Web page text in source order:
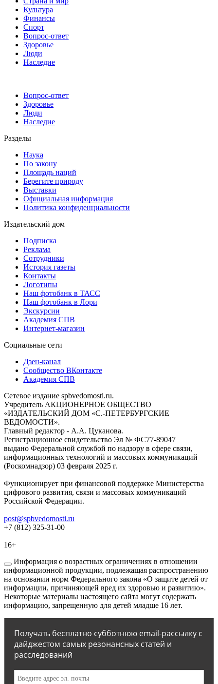
Культура
Финансы
Спорт
Вопрос-ответ
Здоровье
Люди
Наследие
Вопрос-ответ
Здоровье
Люди
Наследие
Разделы
Наука
По закону
Площадь наций
Берегите природу
Выставки
Официальная информация
Политика конфиденциальности
Издательский дом
Подписка
Реклама
Сотрудники
История газеты
Контакты
Логотипы
Наш фотобанк в ТАСС
Наш фотобанк в Лори
Экскурсии
Академия СПВ
Интернет-магазин
Социальные сети
Дзен-канал
Сообщество ВКонтакте
Академия СПВ
Сетевое издание spbvedomosti.ru.
Учредитель АКЦИОНЕРНОЕ ОБЩЕСТВО
«ИЗДАТЕЛЬСКИЙ ДОМ «С.-ПЕТЕРБУРГСКИЕ
ВЕДОМОСТИ».
Главный редактор - А.А. Цуканова.
Регистрационное свидетельство Эл № ФС77-89047
выдано Федеральной службой по надзору в сфере связи,
информационных технологий и массовых коммуникаций
(Роскомнадзор) 03 февраля 2025 г.
Функционирует при финансовой поддержке Министерства
цифрового развития, связи и массовых коммуникаций
Российской Федерации.
post@spbvedomosti.ru
+7 (812) 325-31-00
16+
Информация о возрастных ограничениях в отношении
информационной продукции, подлежащая распространению
на основании норм Федерального закона «О защите детей от
информации, причиняющей вред их здоровью и развитию».
Некоторые материалы настоящего сайта могут содержать
информацию, запрещенную для детей младше 16 лет.
Получать бесплатно субботнюю email-рассылку с
дайджестом самых резонансных статей и
расследований